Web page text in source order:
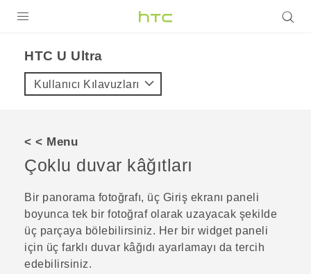
VIVE
VIVERSE
DESTEK
HTC U Ultra‎
Kullanıcı Kılavuzları
< < Menu
Çoklu duvar kâğıtları
Bir panorama fotoğrafı, üç Giriş ekranı paneli
boyunca tek bir fotoğraf olarak uzayacak şekilde
üç parçaya bölebilirsiniz. Her bir widget paneli
için üç farklı duvar kâğıdı ayarlamayı da tercih
edebilirsiniz.